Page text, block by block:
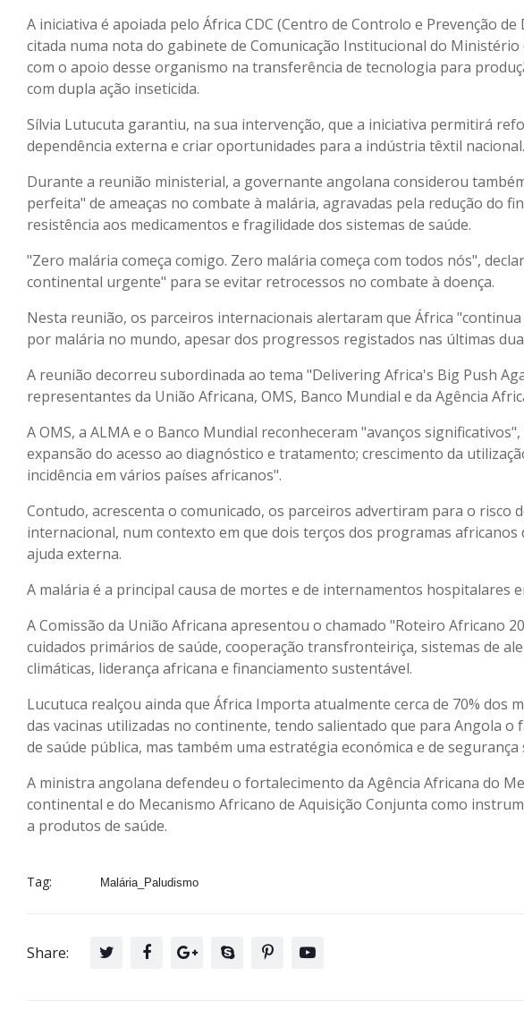
A iniciativa é apoiada pelo África CDC (Centro de Controlo e Prevenção
citada numa nota do gabinete de Comunicação Institucional do
com o apoio desse organismo na transferência de tecnologia para
com dupla ação inseticida.
Sílvia Lutucuta garantiu, na sua intervenção, que a iniciativa permitirá
dependência externa e criar oportunidades para a indústria têxtil nacional.
Durante a reunião ministerial, a governante angolana considerou
perfeita" de ameaças no combate à malária, agravadas pela redução do
resistência aos medicamentos e fragilidade dos sistemas de saúde.
"Zero malária começa comigo. Zero malária começa com todos nós",
continental urgente" para se evitar retrocessos no combate à doença.
Nesta reunião, os parceiros internacionais alertaram que África
por malária no mundo, apesar dos progressos registados nas últimas
A reunião decorreu subordinada ao tema "Delivering Africa's Big Push
representantes da União Africana, OMS, Banco Mundial e da Agência
A OMS, a ALMA e o Banco Mundial reconheceram "avanços
expansão do acesso ao diagnóstico e tratamento; crescimento da
incidência em vários países africanos".
Contudo, acrescenta o comunicado, os parceiros advertiram para o risco
internacional, num contexto em que dois terços dos programas
ajuda externa.
A malária é a principal causa de mortes e de internamentos hospitalares
A Comissão da União Africana apresentou o chamado "Roteiro Africano
cuidados primários de saúde, cooperação transfronteiriça, sistemas de
climáticas, liderança africana e financiamento sustentável.
Lucutuca realçou ainda que África Importa atualmente cerca de 70% dos
das vacinas utilizadas no continente, tendo salientado que para Angola
de saúde pública, mas também uma estratégia económica e de segurança
A ministra angolana defendeu o fortalecimento da Agência Africana do
continental e do Mecanismo Africano de Aquisição Conjunta como
a produtos de saúde.
Tag: Malária_Paludismo
Share: